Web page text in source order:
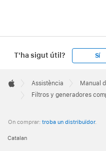
T'ha sigut útil? Sí
Footer

Apple
Assistència
Manual
Filtros y generadores
On comprar: troba un distribuïdor.
Catalan